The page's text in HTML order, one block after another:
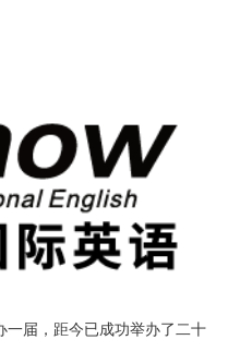
一届，距今已成功举办了二十